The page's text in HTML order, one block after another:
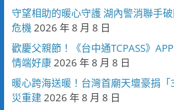
守望相助的暖心守護 湖內警消聯手
危機 2026 年 8 月 8 日
歡慶父親節！《台中通TCPASS》
情端好康 2026 年 8 月 8 日
暖心跨海送暖！台灣首廟天壇豪捐
災重建 2026 年 8 月 8 日